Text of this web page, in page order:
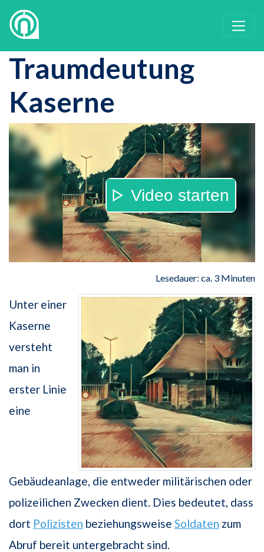
Traumdeutung
Kaserne
Video starten
Lesedauer: ca. 3 Minuten
Unter einer
Kaserne
versteht
man in
erster Linie
eine
Gebäudeanlage, die entweder militärischen oder
polizeilichen Zwecken dient. Dies bedeutet, dass
dort Polizisten beziehungsweise Soldaten zum
Abruf bereit untergebracht sind.